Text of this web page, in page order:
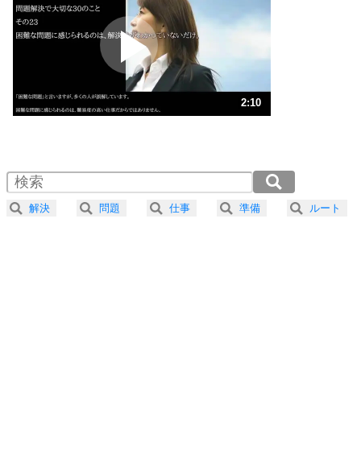
プラス思考
ポジティブになれない原因は、行動しないから。
ポジティブ思考になる30の方法
ストレス対策
人生、なんとかなるもの。
気楽に生きる30の方法
4 器の大きい人は、怒りを優しさで表現する。
プラス思考
2:10
2.0倍速 （255KB 1分5秒）
2.5倍速 （205KB 52秒）
3.0倍速 （171KB 43秒）
解決 問題 仕事 準備 ルート